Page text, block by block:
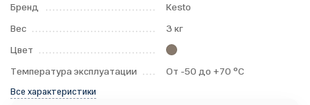
Бренд
Kesto
Вес
3 кг
Цвет
Температура эксплуатации
От -50 до +70 °С
Все характеристики